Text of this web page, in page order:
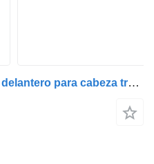
DAF luz tenue 2272642 faro delantero para cabeza tractora